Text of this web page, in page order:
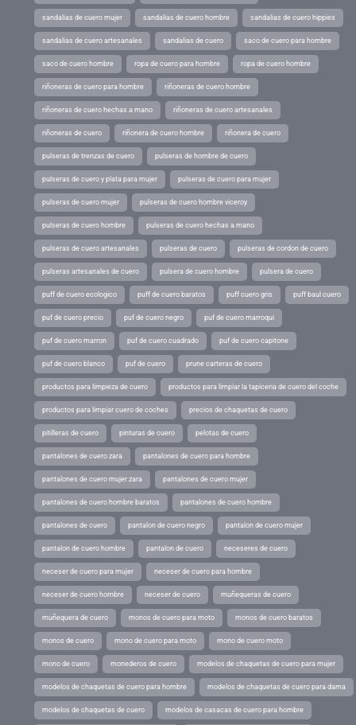
sandalias de cuero mujer sandalias de cuero hombre sandalias de cuero hippies
sandalias de cuero artesanales sandalias de cuero saco de cuero para hombre
saco de cuero hombre ropa de cuero para hombre ropa de cuero hombre
riñoneras de cuero para hombre riñoneras de cuero hombre
riñoneras de cuero hechas a mano riñoneras de cuero artesanales
riñoneras de cuero riñonera de cuero hombre riñonera de cuero
pulseras de trenzas de cuero pulseras de hombre de cuero
pulseras de cuero y plata para mujer pulseras de cuero para mujer
pulseras de cuero mujer pulseras de cuero hombre viceroy
pulseras de cuero hombre pulseras de cuero hechas a mano
pulseras de cuero artesanales pulseras de cuero pulseras de cordon de cuero
pulseras artesanales de cuero pulsera de cuero hombre pulsera de cuero
puff de cuero ecologico puff de cuero baratos puff cuero gris puff baul cuero
puf de cuero precio puf de cuero negro puf de cuero marroqui
puf de cuero marron puf de cuero cuadrado puf de cuero capitone
puf de cuero blanco puf de cuero prune carteras de cuero
productos para limpieza de cuero productos para limpiar la tapiceria de cuero del coche
productos para limpiar cuero de coches precios de chaquetas de cuero
pitilleras de cuero pinturas de cuero pelotas de cuero
pantalones de cuero zara pantalones de cuero para hombre
pantalones de cuero mujer zara pantalones de cuero mujer
pantalones de cuero hombre baratos pantalones de cuero hombre
pantalones de cuero pantalon de cuero negro pantalon de cuero mujer
pantalon de cuero hombre pantalon de cuero neceseres de cuero
neceser de cuero para mujer neceser de cuero para hombre
neceser de cuero hombre neceser de cuero muñequeras de cuero
muñequera de cuero monos de cuero para moto monos de cuero baratos
monos de cuero mono de cuero para moto mono de cuero moto
mono de cuero monederos de cuero modelos de chaquetas de cuero para mujer
modelos de chaquetas de cuero para hombre modelos de chaquetas de cuero para dama
modelos de chaquetas de cuero modelos de casacas de cuero para hombre